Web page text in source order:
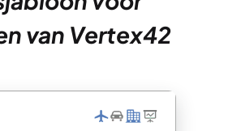
van Vertex42